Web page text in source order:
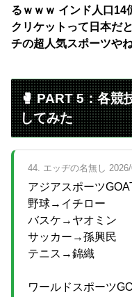
るｗｗｗ インド人口14
クリケットって日本だ
チの超人気スポーツ
🥊 PART 5：各競
してみた
44. エッヂの名無し
アジアスポーツ
野球→イチロー
バスケ→ヤオミン
サッカー→孫興民
テニス→錦織
ワールドスポーツ